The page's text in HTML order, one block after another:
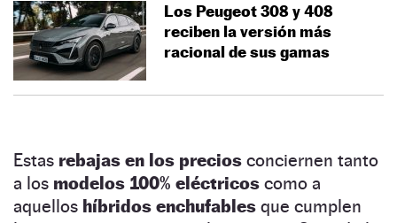
Los Peugeot 308 y 408
reciben la versión más
racional de sus gamas
Estas rebajas en los precios conciernen tanto
a los modelos 100% eléctricos como a
aquellos híbridos enchufables que cumplen